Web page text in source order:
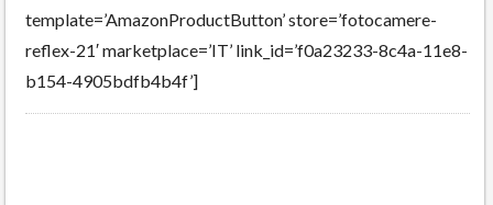
template=’AmazonProductButton’ store=’fotocamere-
reflex-21′ marketplace=’IT’ link_id=’f0a23233-8c4a-11e8-
b154-4905bdfb4b4f’]